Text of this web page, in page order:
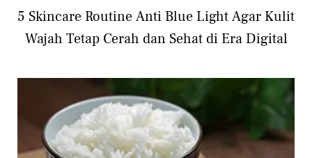
5 Skincare Routine Anti Blue Light Agar Kulit
Wajah Tetap Cerah dan Sehat di Era Digital